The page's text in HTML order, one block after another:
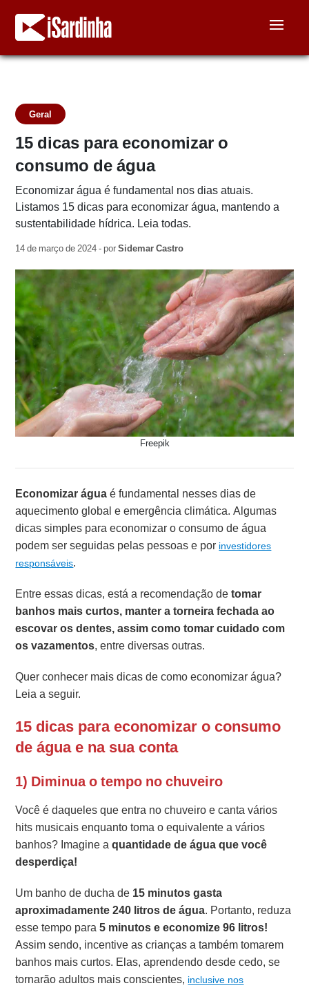
Geral
15 dicas para economizar o
consumo de água
Economizar água é fundamental nos dias atuais.
Listamos 15 dicas para economizar água, mantendo a
sustentabilidade hídrica. Leia todas.
14 de março de 2024 - porSidemar Castro
Freepik
Economizar águaé fundamental nesses dias de
aquecimento global e emergência climática. Algumas
dicas simples para economizar o consumo de água
podem ser seguidas pelas pessoas e por investidores
responsáveis.
Entre essas dicas, está a recomendação detomar
banhos mais curtos, manter a torneira fechada ao
escovar os dentes, assim como tomar cuidado com
os vazamentos, entre diversas outras.
Quer conhecer mais dicas de como economizar água?
Leia a seguir.
15 dicas para economizar o consumo
de água e na sua conta
1) Diminua o tempo no chuveiro
Você é daqueles que entra no chuveiro e canta vários
hits musicais enquanto toma o equivalente a vários
banhos? Imagine aquantidade de água que você
desperdiça!
Um banho de ducha de 15 minutos gasta
aproximadamente 240 litros de água. Portanto, reduza
esse tempo para5 minutos e economize 96 litros!
Assim sendo, incentive as crianças a também tomarem
banhos mais curtos. Elas, aprendendo desde cedo, se
tornarão adultos mais conscientes, inclusive nos